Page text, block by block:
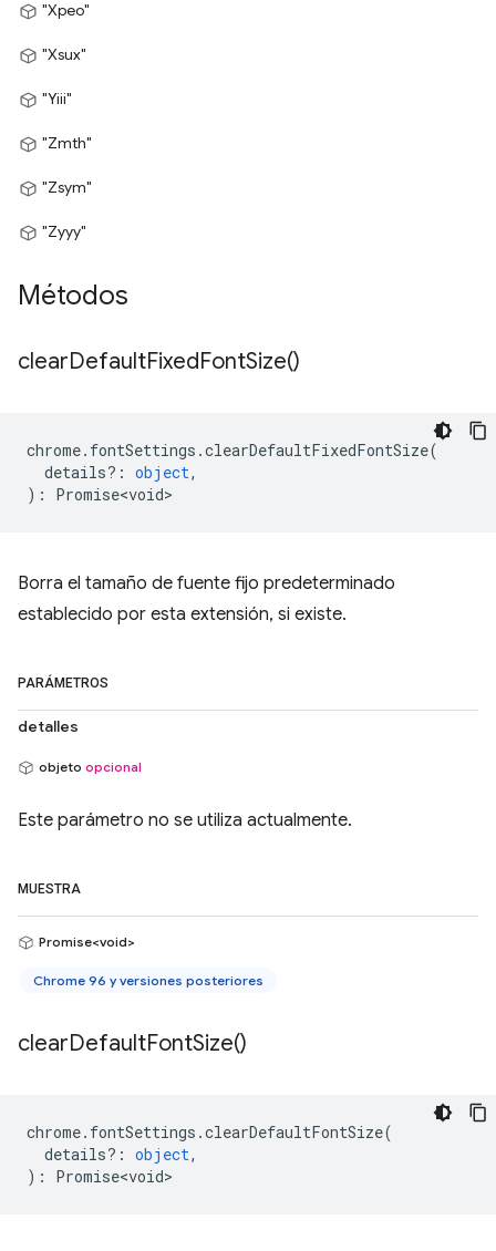
"Xpeo"
"Xsux"
"Yiii"
"Zmth"
"Zsym"
"Zyyy"
Métodos
clearDefaultFixedFontSize()
chrome. fontSettings .clearDefaultFixedFontSize(
details? : object,
) : Promise<void>
Borra el tamaño de fuente fijo predeterminado
establecido por esta extensión, si existe.
PARÁMETROS
detalles
objeto opcional
Este parámetro no se utiliza actualmente.
MUESTRA
Promise<void>
Chrome 96 y versiones posteriores
clearDefaultFontSize()
chrome. fontSettings .clearDefaultFontSize(
details? : object,
) : Promise<void>